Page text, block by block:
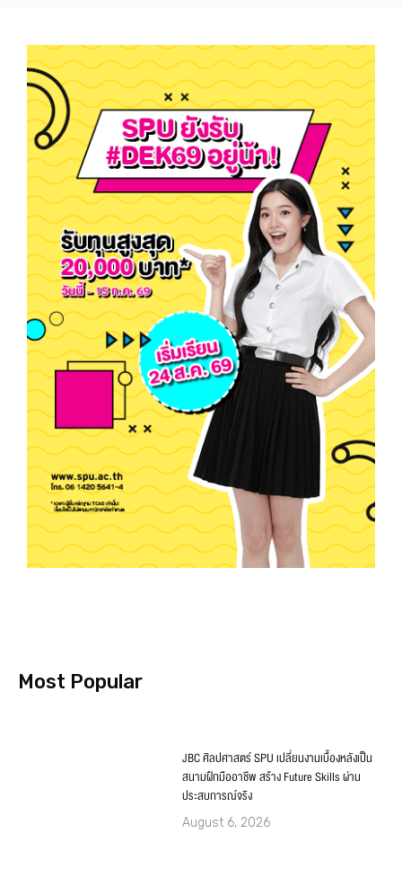
Most Popular
JBC ศิลปศาสตร์ SPU เปลี่ยนงานเบื้องหลังเป็น
สนามฝึกมืออาชีพ สร้าง Future Skills ผ่าน
ประสบการณ์จริง
August 6, 2026